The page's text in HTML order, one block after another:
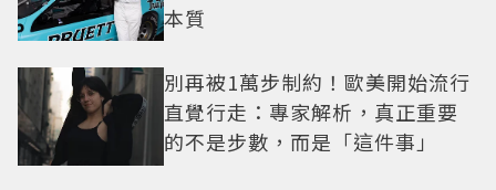
本質
別再被1萬步制約！歐美開始流行
直覺行走：專家解析，真正重要
的不是步數，而是「這件事」